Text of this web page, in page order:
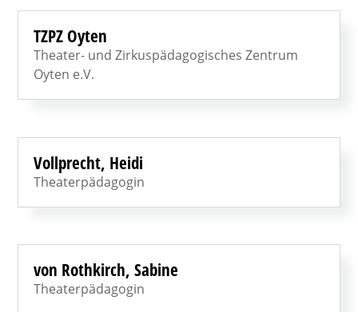
TZPZ Oyten
Theater- und Zirkuspädagogisches Zentrum
Oyten e.V.
Vollprecht, Heidi
Theaterpädagogin
von Rothkirch, Sabine
Theaterpädagogin